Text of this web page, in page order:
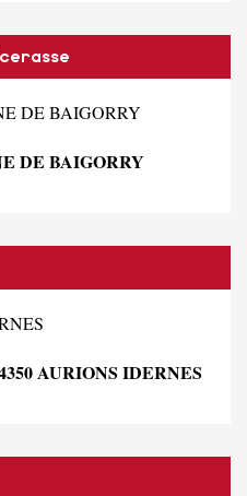
DE BAIGORRY
DE BAIGORRY
AURIONS IDERNES